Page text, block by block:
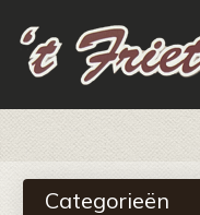
Bestellen
Categorieën